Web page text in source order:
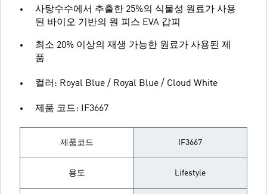
사탕수수에서 추출한 25%의 식물성 원료가 사용
된 바이오 기반의 원 피스 EVA 갑피
최소 20% 이상의 재생 가능한 원료가 사용된 제
품
컬러: Royal Blue / Royal Blue / Cloud White
제품 코드: IF3667
제품코드 IF3667
용도 Lifestyle